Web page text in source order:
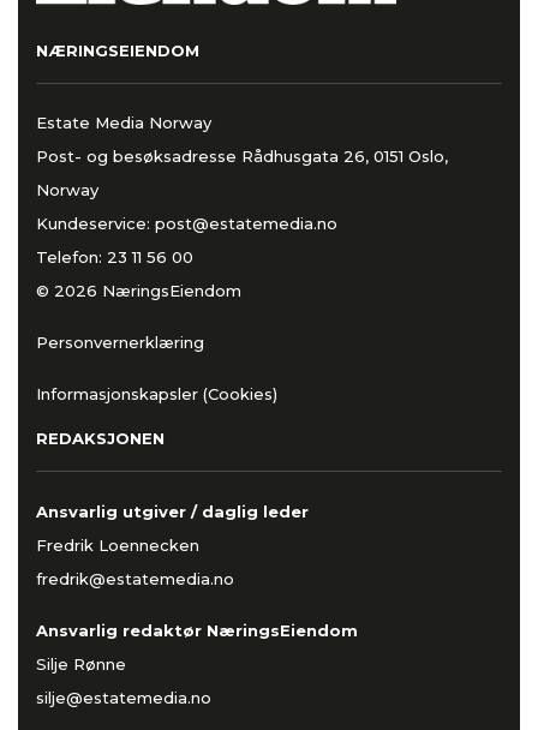
NÆRINGSEIENDOM
Estate Media Norway
Post- og besøksadresse Rådhusgata 26, 0151 Oslo,
Norway
Kundeservice: post@estatemedia.no
Telefon: 23 11 56 00
© 2026 NæringsEiendom
Personvernerklæring
Informasjonskapsler (Cookies)
REDAKSJONEN
Ansvarlig utgiver / daglig leder
Fredrik Loennecken
fredrik@estatemedia.no
Ansvarlig redaktør NæringsEiendom
Silje Rønne
silje@estatemedia.no